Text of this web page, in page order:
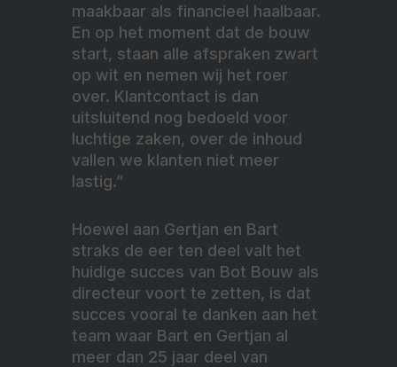
maakbaar als financieel haalbaar.
En op het moment dat de bouw
start, staan alle afspraken zwart
op wit en nemen wij het roer
over. Klantcontact is dan
uitsluitend nog bedoeld voor
luchtige zaken, over de inhoud
vallen we klanten niet meer
lastig.”
Hoewel aan Gertjan en Bart
straks de eer ten deel valt het
huidige succes van Bot Bouw als
directeur voort te zetten, is dat
succes vooral te danken aan het
team waar Bart en Gertjan al
meer dan 25 jaar deel van